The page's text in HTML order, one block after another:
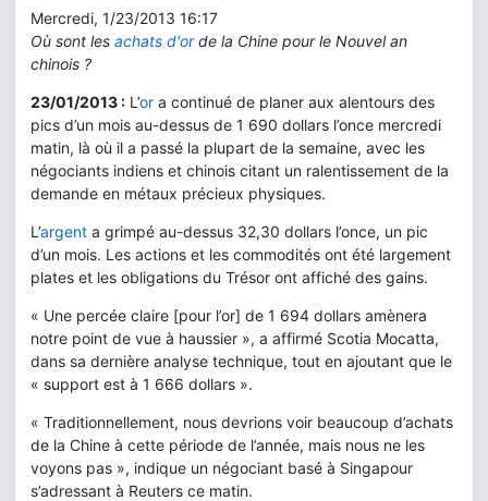
Mercredi, 1/23/2013 16:17
Où sont les achats d'orde la Chine pour le Nouvel an
chinois ?
23/01/2013 : L’or a continué de planer aux alentours des
pics d’un mois au-dessus de 1 690 dollars l’once mercredi
matin, là où il a passé la plupart de la semaine, avec les
négociants indiens et chinois citant un ralentissement de la
demande en métaux précieux physiques.
L’argent a grimpé au-dessus 32,30 dollars l’once, un pic
d’un mois. Les actions et les commodités ont été largement
plates et les obligations du Trésor ont affiché des gains.
« Une percée claire [pour l’or] de 1 694 dollars amènera
notre point de vue à haussier », a affirmé Scotia Mocatta,
dans sa dernière analyse technique, tout en ajoutant que le
« support est à 1 666 dollars ».
« Traditionnellement, nous devrions voir beaucoup d’achats
de la Chine à cette période de l’année, mais nous ne les
voyons pas », indique un négociant basé à Singapour
s’adressant à Reuters ce matin.